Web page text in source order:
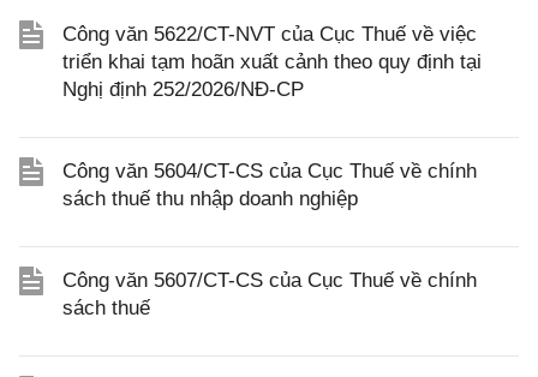
Công văn 5622/CT-NVT của Cục Thuế về việc
triển khai tạm hoãn xuất cảnh theo quy định tại
Nghị định 252/2026/NĐ-CP
Công văn 5604/CT-CS của Cục Thuế về chính
sách thuế thu nhập doanh nghiệp
Công văn 5607/CT-CS của Cục Thuế về chính
sách thuế